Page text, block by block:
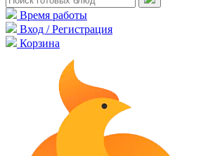
Время работы
Вход / Регистрация
Корзина